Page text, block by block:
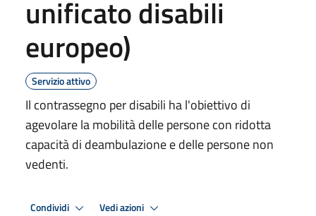
unificato disabili
europeo)
Servizio attivo
Il contrassegno per disabili ha l'obiettivo di
agevolare la mobilità delle persone con ridotta
capacità di deambulazione e delle persone non
vedenti.
Condividi Vedi azioni